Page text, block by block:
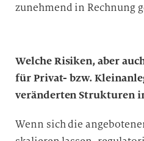
zunehmend in Rechnung
Welche Risiken, aber
für Privat- bzw.
veränderten Strukturen
Wenn sich die